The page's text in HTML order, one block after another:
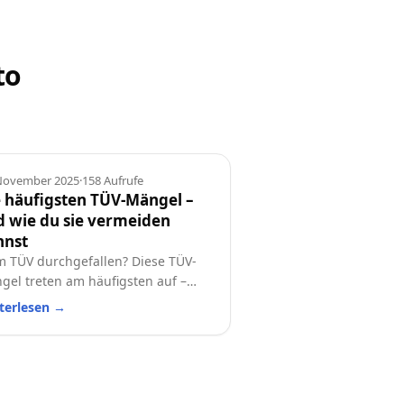
2025·158Aufrufe
häufigsten TÜV-Mängel –
wie du sie vermeiden
TÜV durchgefallen? Diese TÜV-
treten am häufigsten auf –
vermeidest du sie! Eine
→